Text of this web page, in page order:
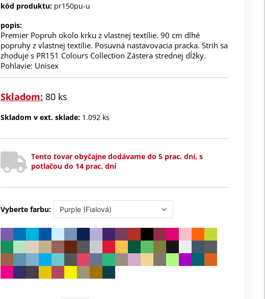
kód produktu: pr150pu-u
popis:
Premier Popruh okolo krku z vlastnej textílie. 90 cm dlhé
popruhy z vlastnej textílie. Posuvná nastavovacia pracka. Strih sa
zhoduje s PR151 Colours Collection Zástera strednej dĺžky.
Pohlavie: Unisex
Skladom: 80 ks
Skladom v ext. sklade: 1.092 ks
Tento tovar obyčajne dodávame do 5 prac. dní, s
potlačou do 14 prac. dní
Vyberte farbu: